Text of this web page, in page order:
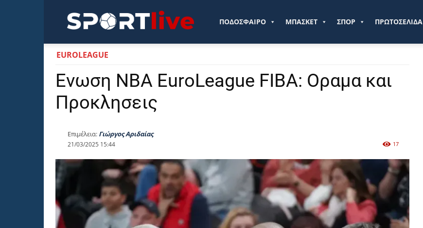
Sportlive.grΠΟΔΟΣΦΑΙΡΟ ΜΠΑΣΚΕΤ ΣΠΟΡ ΠΡΩΤΟΣΕΛΙΔΑ
EUROLEAGUE
Ενωση NBA EuroLeague FIBA: Οραμα και
Προκλησεις
Επιμέλεια: Γιώργος Αριδαίας
21/03/2025 15:44 17